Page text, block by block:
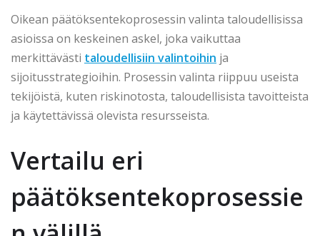
Oikean päätöksentekoprosessin valinta taloudellisissa
asioissa on keskeinen askel, joka vaikuttaa
merkittävästi taloudellisiin valintoihin ja
sijoitusstrategioihin. Prosessin valinta riippuu useista
tekijöistä, kuten riskinotosta, taloudellisista tavoitteista
ja käytettävissä olevista resursseista.
Vertailu eri
päätöksentekoprosessie